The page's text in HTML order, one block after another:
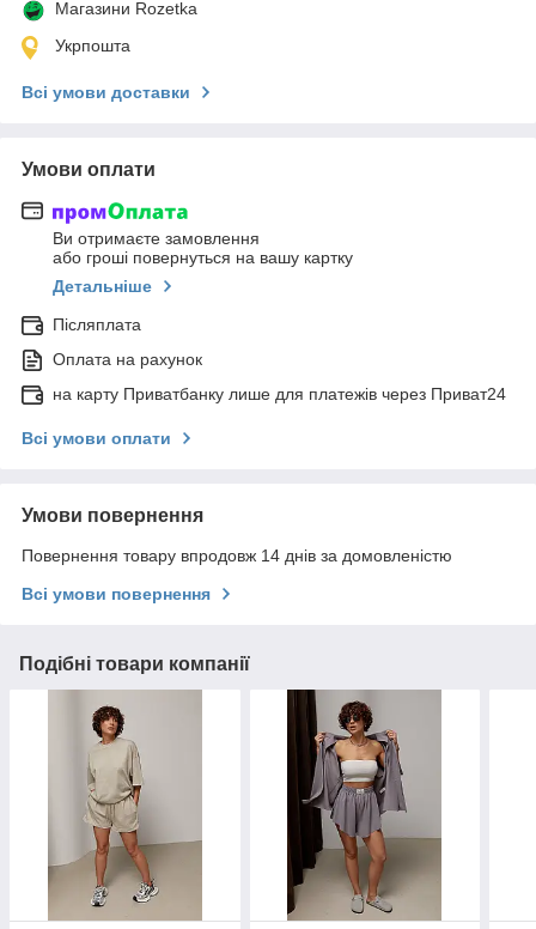
Магазини Rozetka
Укрпошта
Всі умови доставки
Умови оплати
Ви отримаєте замовлення
або гроші повернуться на вашу картку
Детальніше
Післяплата
Оплата на рахунок
на карту Приватбанку лише для платежів через Приват24
Всі умови оплати
Умови повернення
Повернення товару впродовж 14 днів за домовленістю
Всі умови повернення
Подібні товари компанії